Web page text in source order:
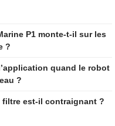
P1 monte-t-il sur les
?
quand le robot
?
filtre est-il contraignant ?